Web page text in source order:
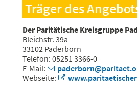
Träger des
Der Paritätische Kreisgruppe
Bleichstr. 39a
33102 Paderborn
Telefon: 05251 3366-0
E-Mail:
Webseite: